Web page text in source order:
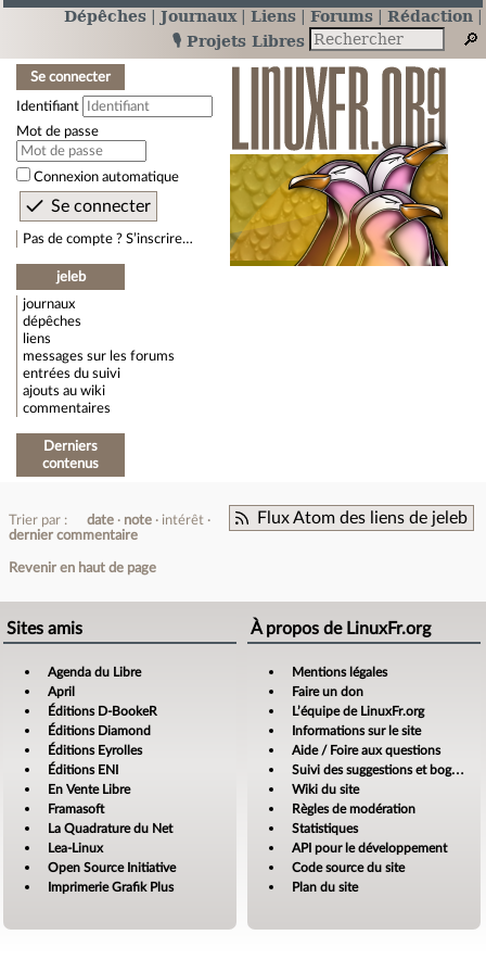
Dépêches Journaux Liens Forums
Rédaction
🎙️ Projets Libres
Se connecter
Identifiant
Mot de passe
Connexion automatique
Pas de compte ? S’inscrire…
jeleb
journaux
dépêches
liens
messages sur les forums
entrées du suivi
ajouts au wiki
commentaires
Derniers
contenus
Flux Atom des liens de jeleb
Trier par : date note
intérêt
dernier commentaire
Revenir en haut de page
Sites amis
Agenda du Libre
April
Éditions D-BookeR
Éditions Diamond
Éditions Eyrolles
Éditions ENI
En Vente Libre
Framasoft
La Quadrature du Net
Lea-Linux
Open Source Initiative
Imprimerie Grafik Plus
À propos de LinuxFr.org
Mentions légales
Faire un don
L’équipe de LinuxFr.org
Informations sur le site
Aide / Foire aux questions
Suivi des suggestions et bogues
Wiki du site
Règles de modération
Statistiques
API pour le développement
Code source du site
Plan du site